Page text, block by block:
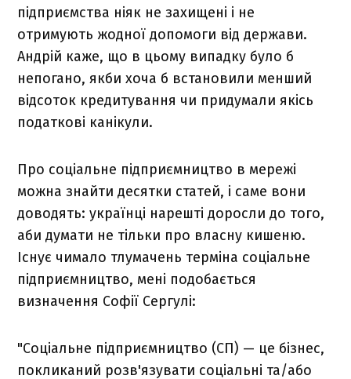
підприємства ніяк не захищені і не
отримують жодної допомоги від держави.
Андрій каже, що в цьому випадку було б
непогано, якби хоча б встановили менший
відсоток кредитування чи придумали якісь
податкові канікули.
Про соціальне підприємництво в мережі
можна знайти десятки статей, і саме вони
доводять: українці нарешті доросли до того,
аби думати не тільки про власну кишеню.
Існує чимало тлумачень терміна соціальне
підприємництво, мені подобається
визначення Софії Сергулі:
"Соціальне підприємництво (СП) — це бізнес,
покликаний розв'язувати соціальні та/або